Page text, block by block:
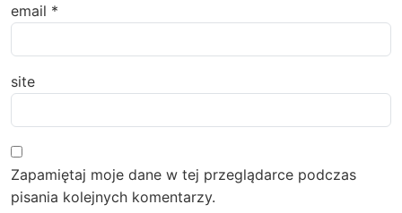
email *
site
Zapamiętaj moje dane w tej przeglądarce podczas
pisania kolejnych komentarzy.